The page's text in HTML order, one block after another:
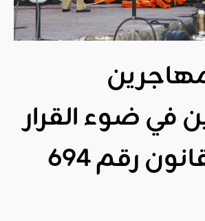
في ضوء القرار
بحكم القانون رقم 694